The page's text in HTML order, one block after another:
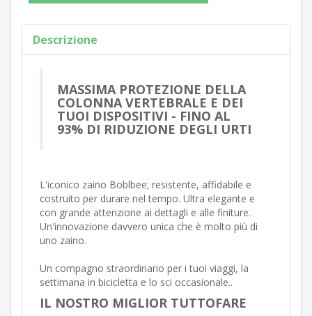
Descrizione
MASSIMA PROTEZIONE DELLA
COLONNA VERTEBRALE E DEI
TUOI DISPOSITIVI - FINO AL
93% DI RIDUZIONE DEGLI URTI
L'iconico zaino Boblbee; resistente, affidabile e
costruito per durare nel tempo. Ultra elegante e
con grande attenzione ai dettagli e alle finiture.
Un'innovazione davvero unica che è molto più di
uno zaino.
Un compagno straordinario per i tuoi viaggi, la
settimana in bicicletta e lo sci occasionale..
IL NOSTRO MIGLIOR TUTTOFARE